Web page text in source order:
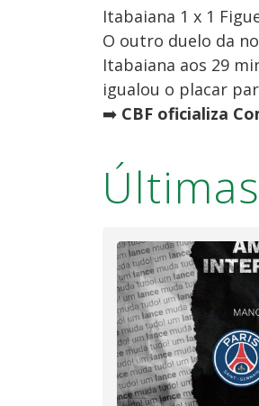
Itabaiana 1 x 1
O outro duelo da
Itabaiana aos 29
igualou o placar
➡️ CBF oficializa
Últimas